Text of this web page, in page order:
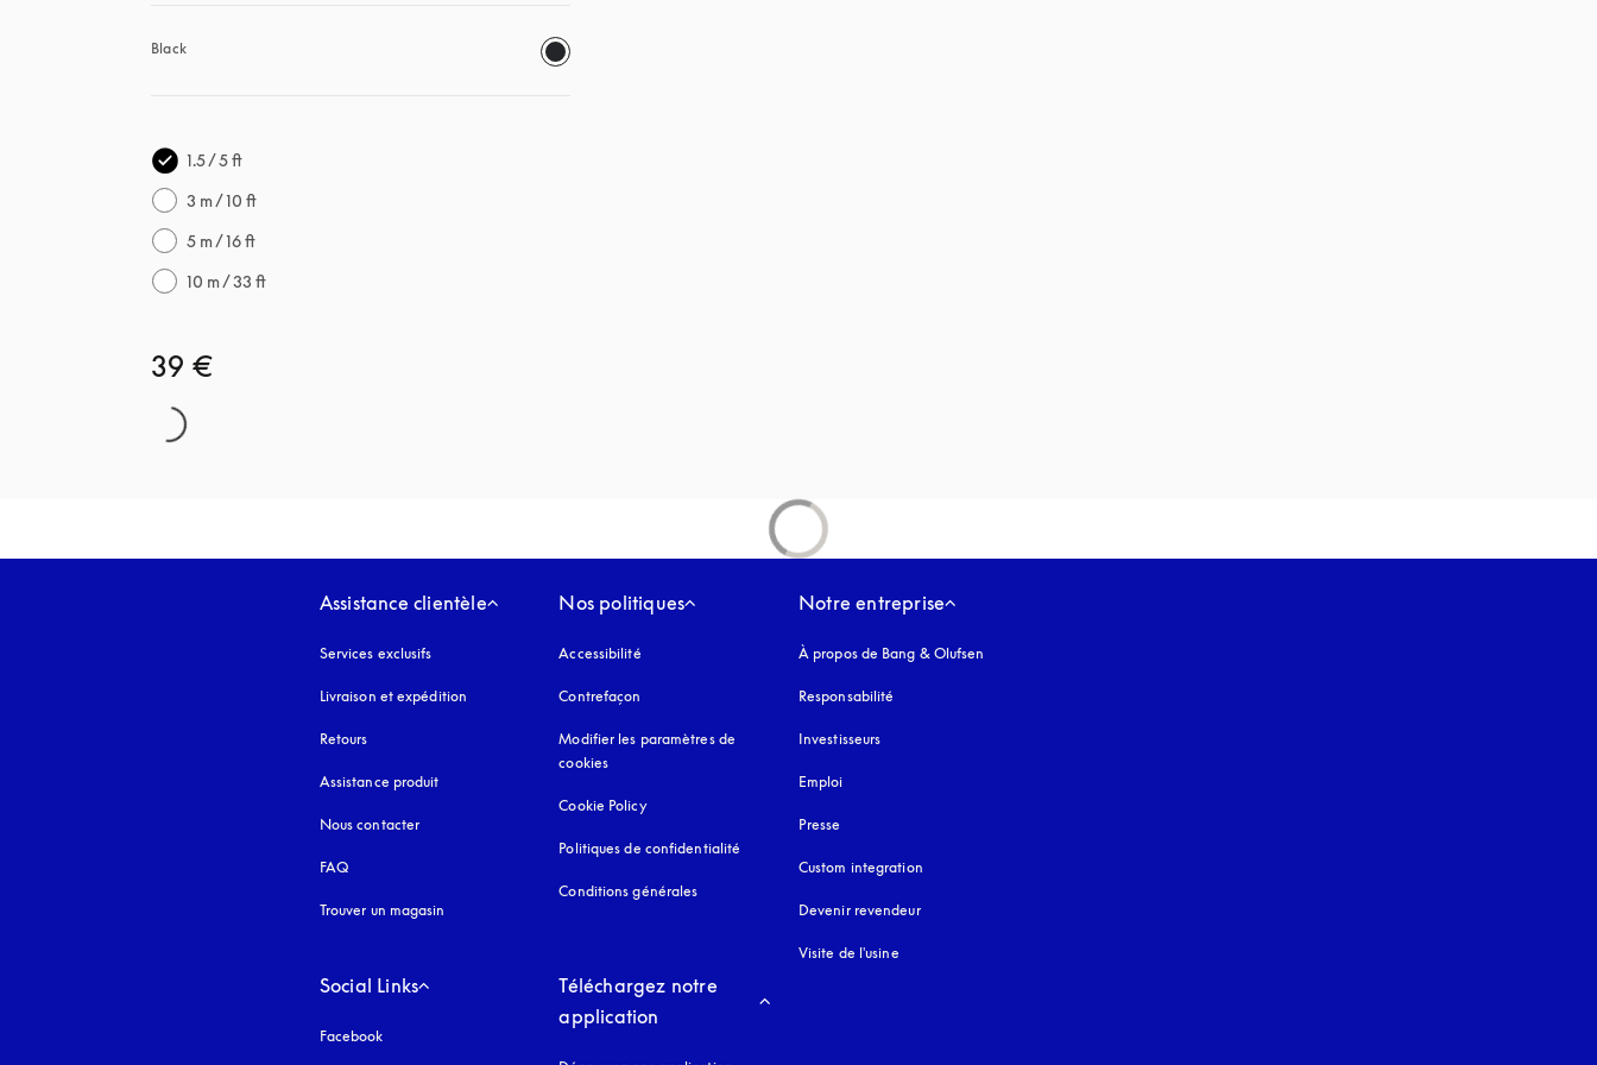
Black
1.5 / 5 ft
3 m / 10 ft
5 m / 16 ft
10 m / 33 ft
39 €
Assistance clientèle
Services exclusifs
Livraison et expédition
Retours
Assistance produit
Nous contacter
FAQ
Trouver un magasin
Nos politiques
Accessibilité s’ouvre dans un nouvel onglet
Contrefaçon s’ouvre dans un nouvel onglet
Modifier les paramètres de
cookies
Cookie Policys’ouvre dans un nouvel onglet
Politiques de confidentialité
Conditions générales
Notre entreprise
À propos de Bang & Olufsen
Responsabilité
Investisseurs
Emploi
Presse
Custom integration
Devenir revendeur
Visite de l'usine
Social Links
Facebook
Téléchargez notre
application